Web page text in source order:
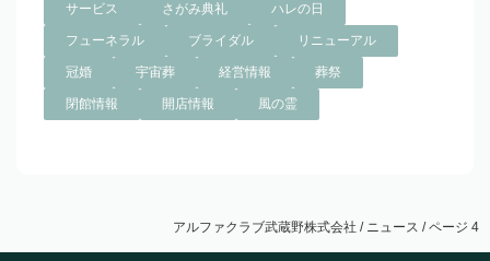
サービス さがみ典礼 ハレの日
フューネラル ブライダル リニューアル
冠婚 宇宙葬 経営情報 葬祭
閉館情報 開店情報 風の霊
アルファクラブ武蔵野株式会社 / ニュース /ページ 4